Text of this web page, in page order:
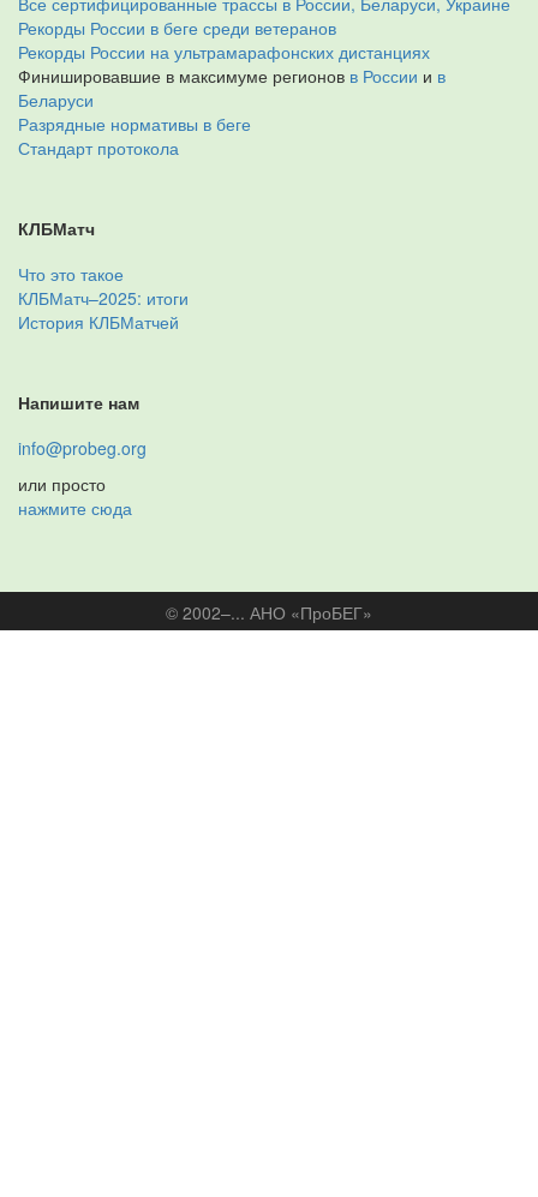
Рекорды России в беге среди ветеранов
Рекорды России на ультрамарафонских дистанциях
Финишировавшие в максимуме регионов в России и в
Беларуси
Разрядные нормативы в беге
Стандарт протокола
КЛБМатч
Что это такое
КЛБМатч–2025: итоги
История КЛБМатчей
Напишите нам
info@probeg.org
или просто
нажмите сюда
© 2002–... АНО «ПроБЕГ»